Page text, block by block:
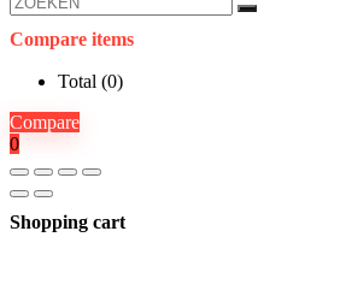
Compare items
Total (0)
Compare
0
Shopping cart